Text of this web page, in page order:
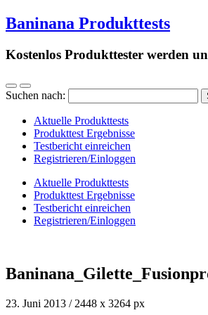
Baninana Produkttests
Kostenlos Produkttester werden
Suchen nach:
Aktuelle Produkttests
Produkttest Ergebnisse
Testbericht einreichen
Registrieren/Einloggen
Aktuelle Produkttests
Produkttest Ergebnisse
Testbericht einreichen
Registrieren/Einloggen
23. Juni 2013 / 2448 x 3264 px